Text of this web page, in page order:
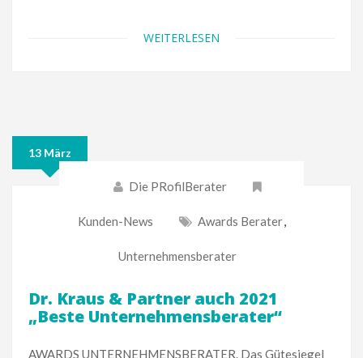
WEITERLESEN
13 März
Die PRofilBerater
Kunden-News Awards Berater,
Unternehmensberater
Dr. Kraus & Partner auch 2021
„Beste Unternehmensberater“
AWARDS UNTERNEHMENSBERATER. Das Gütesiegel